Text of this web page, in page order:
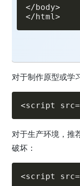
</body>
</html>
对于制作原型或学
<script
对于生产环境，推
破坏：
<script